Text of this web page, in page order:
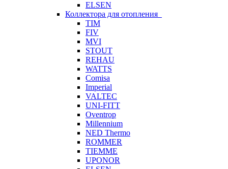
ELSEN
Коллектора для отопления
TIM
FIV
MVI
STOUT
REHAU
WATTS
Comisa
Imperial
VALTEC
UNI-FITT
Oventrop
Millennium
NED Thermo
ROMMER
TIEMME
UPONOR